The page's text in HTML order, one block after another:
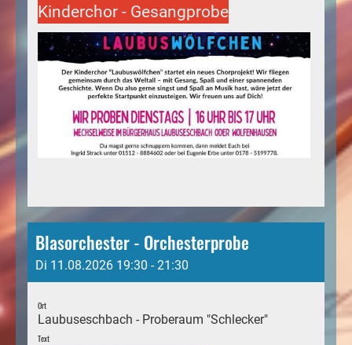
Kinderchor - Gesangprobe
Blasorchester - Orchesterprobe
Di 11.08.2026 19:30 - 21:30
Ort
Laubuseschbach - Proberaum "Schlecker"
Text